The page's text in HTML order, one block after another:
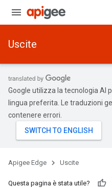
Uscite
Google utilizza la tecnologia AI
lingua preferita. Le traduzioni
contenere errori.
Apigee Edge Uscite
Questa pagina è stata utile?